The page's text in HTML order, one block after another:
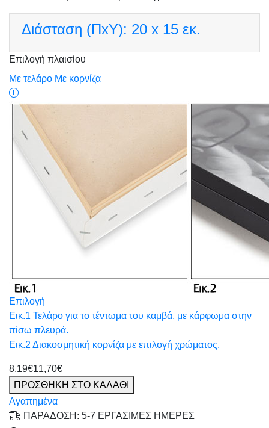
Διάσταση (ΠxΥ): 20 x 15 εκ.
Επιλογή πλαισίου
Με τελάρο Με κορνίζα
Επιλογή
Εικ.1 Τελάρο για το τέντωμα του καμβά, με κάρφωμα στην
πίσω πλευρά.
Εικ.2 Διακοσμητική κορνίζα με επιλογή χρώματος.
8,19€11,70€
ΠΡΟΣΘΗΚΗ ΣΤΟ ΚΑΛΑΘΙ
Αγαπημένα
ΠΑΡΑΔΟΣΗ: 5-7 ΕΡΓΑΣΙΜΕΣ ΗΜΕΡΕΣ